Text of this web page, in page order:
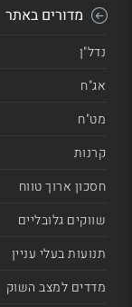
מדורים באתר
נדל"ן
אג"ח
מט"ח
קרנות
חסכון ארוך טווח
שווקים גלובליים
תנועות בעלי עניין
מדדים למצב השוק